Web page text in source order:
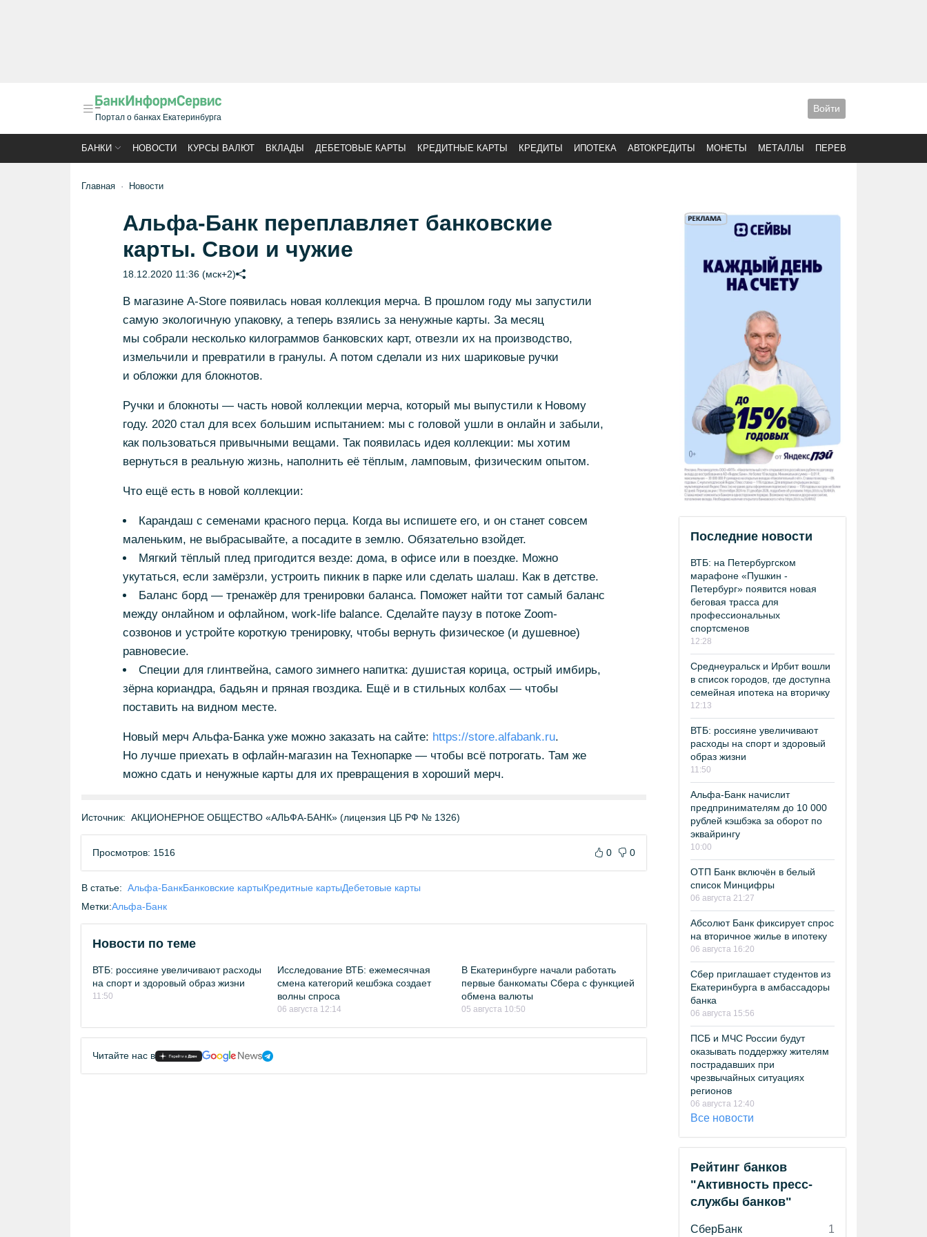
Портал о банках Екатеринбурга
Войти
БАНКИ НОВОСТИ КУРСЫ ВАЛЮТ ВКЛАДЫ ДЕБЕТОВЫЕ КАРТЫ КРЕДИТНЫЕ КАРТЫ КРЕДИТЫ ИПОТЕКА АВТОКРЕДИТЫ МОНЕТЫ МЕТАЛЛЫ ПЕРЕВОДЫ
Главная Новости
Альфа-Банк переплавляет банковские
карты. Свои и чужие
18.12.2020 11:36 (мск+2)
В магазине A-Store появилась новая коллекция мерча. В прошлом году мы запустили
самую экологичную упаковку, а теперь взялись за ненужные карты. За месяц
мы собрали несколько килограммов банковских карт, отвезли их на производство,
измельчили и превратили в гранулы. А потом сделали из них шариковые ручки
и обложки для блокнотов.
Ручки и блокноты — часть новой коллекции мерча, который мы выпустили к Новому
году. 2020 стал для всех большим испытанием: мы с головой ушли в онлайн и забыли,
как пользоваться привычными вещами. Так появилась идея коллекции: мы хотим
вернуться в реальную жизнь, наполнить её тёплым, ламповым, физическим опытом.
Что ещё есть в новой коллекции:
Карандаш с семенами красного перца. Когда вы испишете его, и он станет совсем
маленьким, не выбрасывайте, а посадите в землю. Обязательно взойдет.
Мягкий тёплый плед пригодится везде: дома, в офисе или в поездке. Можно
укутаться, если замёрзли, устроить пикник в парке или сделать шалаш. Как в детстве.
Баланс борд — тренажёр для тренировки баланса. Поможет найти тот самый баланс
между онлайном и офлайном, work-life balance. Сделайте паузу в потоке Zoom-
созвонов и устройте короткую тренировку, чтобы вернуть физическое (и душевное)
равновесие.
Специи для глинтвейна, самого зимнего напитка: душистая корица, острый имбирь,
зёрна кориандра, бадьян и пряная гвоздика. Ещё и в стильных колбах — чтобы
поставить на видном месте.
Новый мерч Альфа-Банка уже можно заказать на сайте: https://store.alfabank.ru.
Но лучше приехать в офлайн-магазин на Технопарке — чтобы всё потрогать. Там же
можно сдать и ненужные карты для их превращения в хороший мерч.
Источник: АКЦИОНЕРНОЕ ОБЩЕСТВО «АЛЬФА-БАНК» (лицензия ЦБ РФ № 1326)
Просмотров: 1516 0 0
В статье: Альфа-БанкБанковские картыКредитные картыДебетовые карты
Метки:Альфа-Банк
Новости по теме
ВТБ: россияне увеличивают расходы
на спорт и здоровый образ жизни
11:50
Исследование ВТБ: ежемесячная
смена категорий кешбэка создает
волны спроса
06 августа 12:14
В Екатеринбурге начали работать
первые банкоматы Сбера с функцией
обмена валюты
05 августа 10:50
Читайте нас в
Последние новости
ВТБ: на Петербургском
марафоне «Пушкин -
Петербург» появится новая
беговая трасса для
профессиональных
спортсменов
12:28
Среднеуральск и Ирбит вошли
в список городов, где доступна
семейная ипотека на вторичку
12:13
ВТБ: россияне увеличивают
расходы на спорт и здоровый
образ жизни
11:50
Альфа-Банк начислит
предпринимателям до 10 000
рублей кэшбэка за оборот по
эквайрингу
10:00
ОТП Банк включён в белый
список Минцифры
06 августа 21:27
Абсолют Банк фиксирует спрос
на вторичное жилье в ипотеку
06 августа 16:20
Сбер приглашает студентов из
Екатеринбурга в амбассадоры
банка
06 августа 15:56
ПСБ и МЧС России будут
оказывать поддержку жителям
пострадавших при
чрезвычайных ситуациях
регионов
06 августа 12:40
Все новости
Рейтинг банков
"Активность пресс-
службы банков"
СберБанк
1